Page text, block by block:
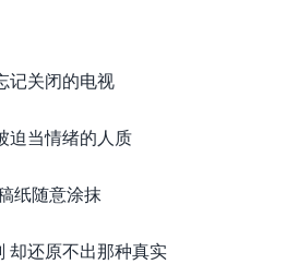
记关闭的电视
迫当情绪的人质
纸随意涂抹
却还原不出那种真实